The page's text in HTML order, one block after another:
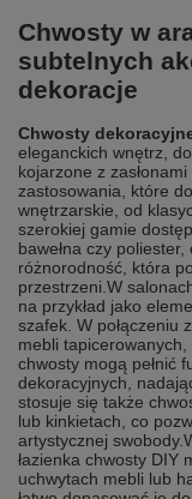
Chwosty w
subtelnych
dekoracje
Chwosty
eleganckich wnętrz,
kojarzone z
zastosowania, które
wnętrzarskie, od
szerokiej gamie
bawełna czy
różnorodność, która
przestrzeni. W
na przykład jako
szafek. W połączeniu z
mebli
chwosty mogą pełnić
dekoracyjnych,
stosuje się także
lub kinkietach, co
artystycznej swobody.
łazienka chwosty DIY
uchwytach mebli lub